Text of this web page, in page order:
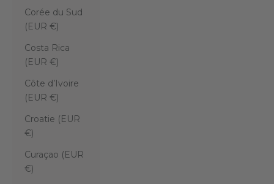
Corée du Sud
(EUR €)
Costa Rica
(EUR €)
Côte d’Ivoire
(EUR €)
Croatie (EUR
€)
Curaçao (EUR
€)